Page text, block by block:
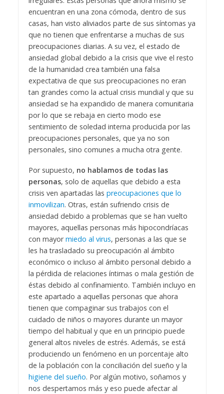
encuentran en una zona cómoda, dentro de sus
casas, han visto aliviados parte de sus síntomas ya
que no tienen que enfrentarse a muchas de sus
preocupaciones diarias. A su vez, el estado de
ansiedad global debido a la crisis que vive el resto
de la humanidad crea también una falsa
expectativa de que sus preocupaciones no eran
tan grandes como la actual crisis mundial y que su
ansiedad se ha expandido de manera comunitaria
por lo que se rebaja en cierto modo ese
sentimiento de soledad interna producida por las
preocupaciones personales, que ya no son
personales, sino comunes a mucha otra gente.
Por supuesto, no hablamos de todas las
personas, solo de aquellas que debido a esta
crisis ven apartadas las preocupaciones que lo
inmovilizan. Otras, están sufriendo crisis de
ansiedad debido a problemas que se han vuelto
mayores, aquellas personas más hipocondríacas
con mayormiedo al virus, personas a las que se
les ha trasladado su preocupación al ámbito
económico o incluso al ámbito personal debido a
la pérdida de relaciones íntimas o mala gestión de
éstas debido al confinamiento. También incluyo en
este apartado a aquellas personas que ahora
tienen que compaginar sus trabajos con el
cuidado de niños o mayores durante un mayor
tiempo del habitual y que en un principio puede
general altos niveles de estrés. Además, se está
produciendo un fenómeno en un porcentaje alto
de la población con la conciliación del sueño y la
higiene del sueño. Por algún motivo, soñamos y
nos despertamos más y eso puede afectar al